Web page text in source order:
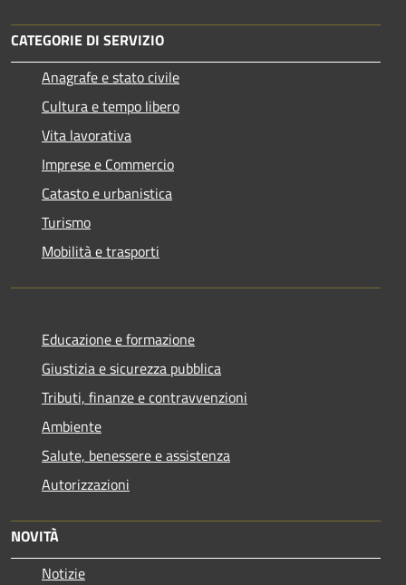
CATEGORIE DI SERVIZIO
Anagrafe e stato civile
Cultura e tempo libero
Vita lavorativa
Imprese e Commercio
Catasto e urbanistica
Turismo
Mobilità e trasporti
Educazione e formazione
Giustizia e sicurezza pubblica
Tributi, finanze e contravvenzioni
Ambiente
Salute, benessere e assistenza
Autorizzazioni
NOVITÀ
Notizie